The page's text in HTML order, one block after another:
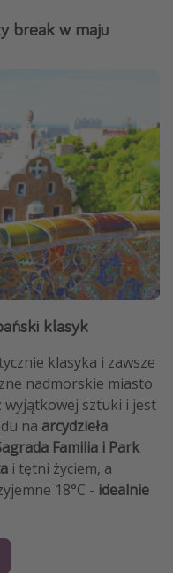
break w maju
klasyk
klasyka i zawsze
nadmorskie miasto
wyjątkowej sztuki i jest
na arcydzieła
Familia i Park
i tętni życiem, a
18°C ​​- idealnie